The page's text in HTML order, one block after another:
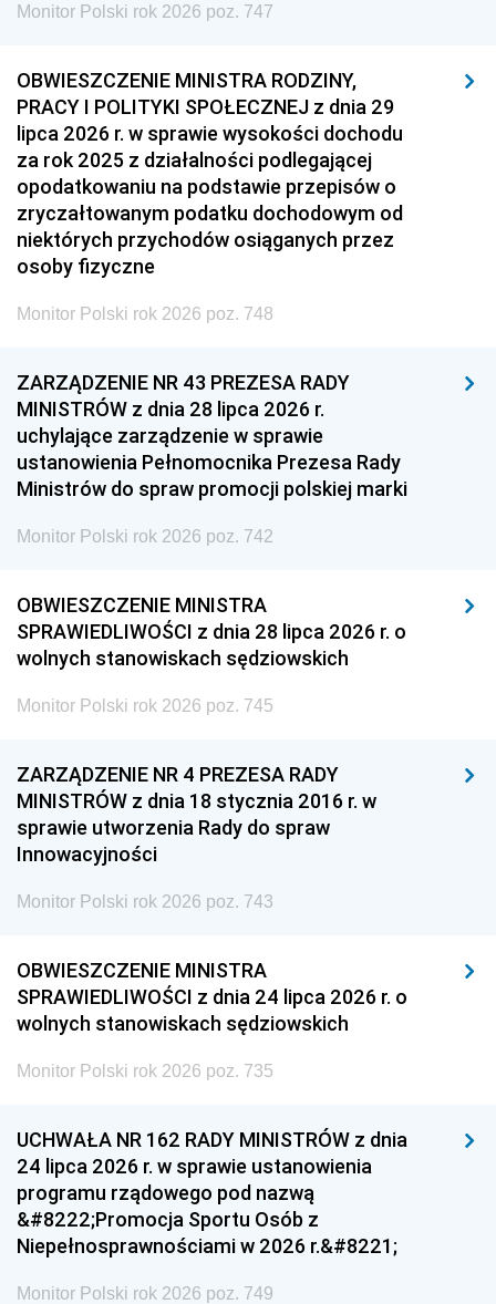
Monitor Polski rok 2026 poz. 747
OBWIESZCZENIE MINISTRA RODZINY,
PRACY I POLITYKI SPOŁECZNEJ z dnia 29
lipca 2026 r. w sprawie wysokości dochodu
za rok 2025 z działalności podlegającej
opodatkowaniu na podstawie przepisów o
zryczałtowanym podatku dochodowym od
niektórych przychodów osiąganych przez
osoby fizyczne
Monitor Polski rok 2026 poz. 748
ZARZĄDZENIE NR 43 PREZESA RADY
MINISTRÓW z dnia 28 lipca 2026 r.
uchylające zarządzenie w sprawie
ustanowienia Pełnomocnika Prezesa Rady
Ministrów do spraw promocji polskiej marki
Monitor Polski rok 2026 poz. 742
OBWIESZCZENIE MINISTRA
SPRAWIEDLIWOŚCI z dnia 28 lipca 2026 r. o
wolnych stanowiskach sędziowskich
Monitor Polski rok 2026 poz. 745
ZARZĄDZENIE NR 4 PREZESA RADY
MINISTRÓW z dnia 18 stycznia 2016 r. w
sprawie utworzenia Rady do spraw
Innowacyjności
Monitor Polski rok 2026 poz. 743
OBWIESZCZENIE MINISTRA
SPRAWIEDLIWOŚCI z dnia 24 lipca 2026 r. o
wolnych stanowiskach sędziowskich
Monitor Polski rok 2026 poz. 735
UCHWAŁA NR 162 RADY MINISTRÓW z dnia
24 lipca 2026 r. w sprawie ustanowienia
programu rządowego pod nazwą
&#8222;Promocja Sportu Osób z
Niepełnosprawnościami w 2026 r.&#8221;
Monitor Polski rok 2026 poz. 749